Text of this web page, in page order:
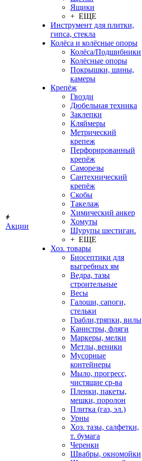
Акции
Ящики
+ ЕЩЕ
Инструмент для плитки,
гипса, стекла
Колёса и колёсные опоры
Колёса/Подшибники
Колёсные опоры
Покрышки, шины,
камеры
Крепёж
Гвозди
Дюбельная техника
Заклепки
Кляймеры
Метрический
крепеж
Перфорированный
крепёж
Саморезы
Сантехнический
крепёж
Скобы
Такелаж
Химический анкер
Хомуты
Шурупы шестиган.
+ ЕЩЕ
Хоз. товары
Биосептики для
выгребных ям
Ведра, тазы
строительные
Весы
Галоши, сапоги,
стельки
Грабли,тряпки, вилы
Канистры, фляги
Маркеры, мелки
Метлы, веники
Мусорные
контейнеры
Мыло, прогресс,
чистящие ср-ва
Пленки, пакеты,
мешки, поролон
Плитка (газ, эл.)
Урны
Хоз. тазы, салфетки,
т. бумага
Черенки
Швабры, окномойки